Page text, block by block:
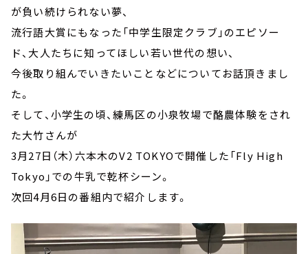
が負い続けられない夢、
流行語大賞にもなった「中学生限定クラブ」のエピソー
ド、大人たちに知ってほしい若い世代の想い、
今後取り組んでいきたいことなどについてお話頂きまし
た。
そして、小学生の頃、練馬区の小泉牧場で酪農体験をされ
た大竹さんが
3月27日（木）六本木のV2 TOKYOで開催した「Fly High
Tokyo」での牛乳で乾杯シーン。
次回4月6日の番組内で紹介します。